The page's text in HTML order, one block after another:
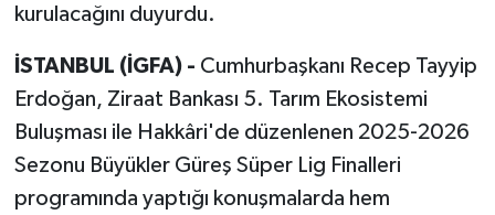
kurulacağını duyurdu.
İSTANBUL (İGFA) - Cumhurbaşkanı Recep Tayyip
Erdoğan, Ziraat Bankası 5. Tarım Ekosistemi
Buluşması ile Hakkâri'de düzenlenen 2025-2026
Sezonu Büyükler Güreş Süper Lig Finalleri
programında yaptığı konuşmalarda hem